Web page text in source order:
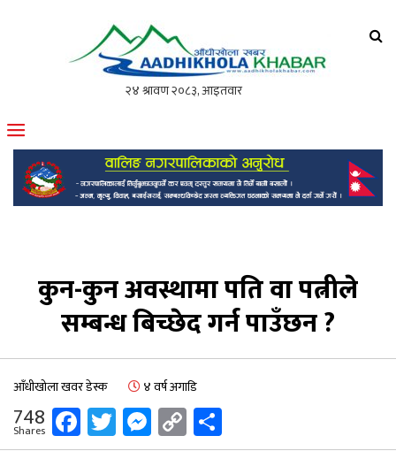
मोफसलकै लोकप्रिय अनलाइन पत्रिका
कुन-कुन अवस्थामा पति वा पत्नीले
सम्बन्ध बिच्छेद गर्न पाउँछन ?
आँधीखोला खवर डेस्क ४ वर्ष अगाडि
748
Shares Facebook
Twitter
Messenger
Copy
Link